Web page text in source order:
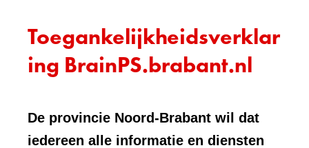
Toegankelijkheidsverklar
ing BrainPS.brabant.nl
De provincie Noord-Brabant wil dat
iedereen alle informatie en diensten